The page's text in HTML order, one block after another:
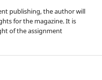
publishing, the author will
for the magazine. It is
of the assignment